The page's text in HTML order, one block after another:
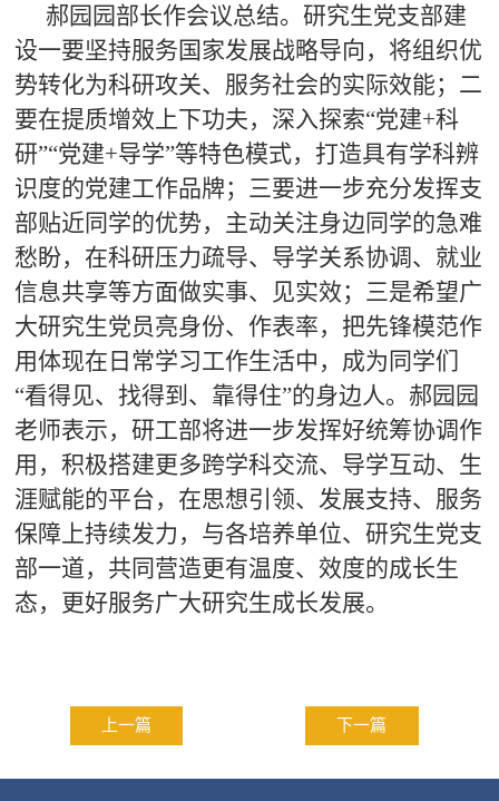
郝园园部长作会议总结。研究生党支部建
设一要坚持服务国家发展战略导向，将组织优
势转化为科研攻关、服务社会的实际效能；二
要在提质增效上下功夫，深入探索“党建+科
研”“党建+导学”等特色模式，打造具有学科辨
识度的党建工作品牌；三要进一步充分发挥支
部贴近同学的优势，主动关注身边同学的急难
愁盼，在科研压力疏导、导学关系协调、就业
信息共享等方面做实事、见实效；三是希望广
大研究生党员亮身份、作表率，把先锋模范作
用体现在日常学习工作生活中，成为同学们
“看得见、找得到、靠得住”的身边人。郝园园
老师表示，研工部将进一步发挥好统筹协调作
用，积极搭建更多跨学科交流、导学互动、生
涯赋能的平台，在思想引领、发展支持、服务
保障上持续发力，与各培养单位、研究生党支
部一道，共同营造更有温度、效度的成长生
态，更好服务广大研究生成长发展。
上一篇 下一篇